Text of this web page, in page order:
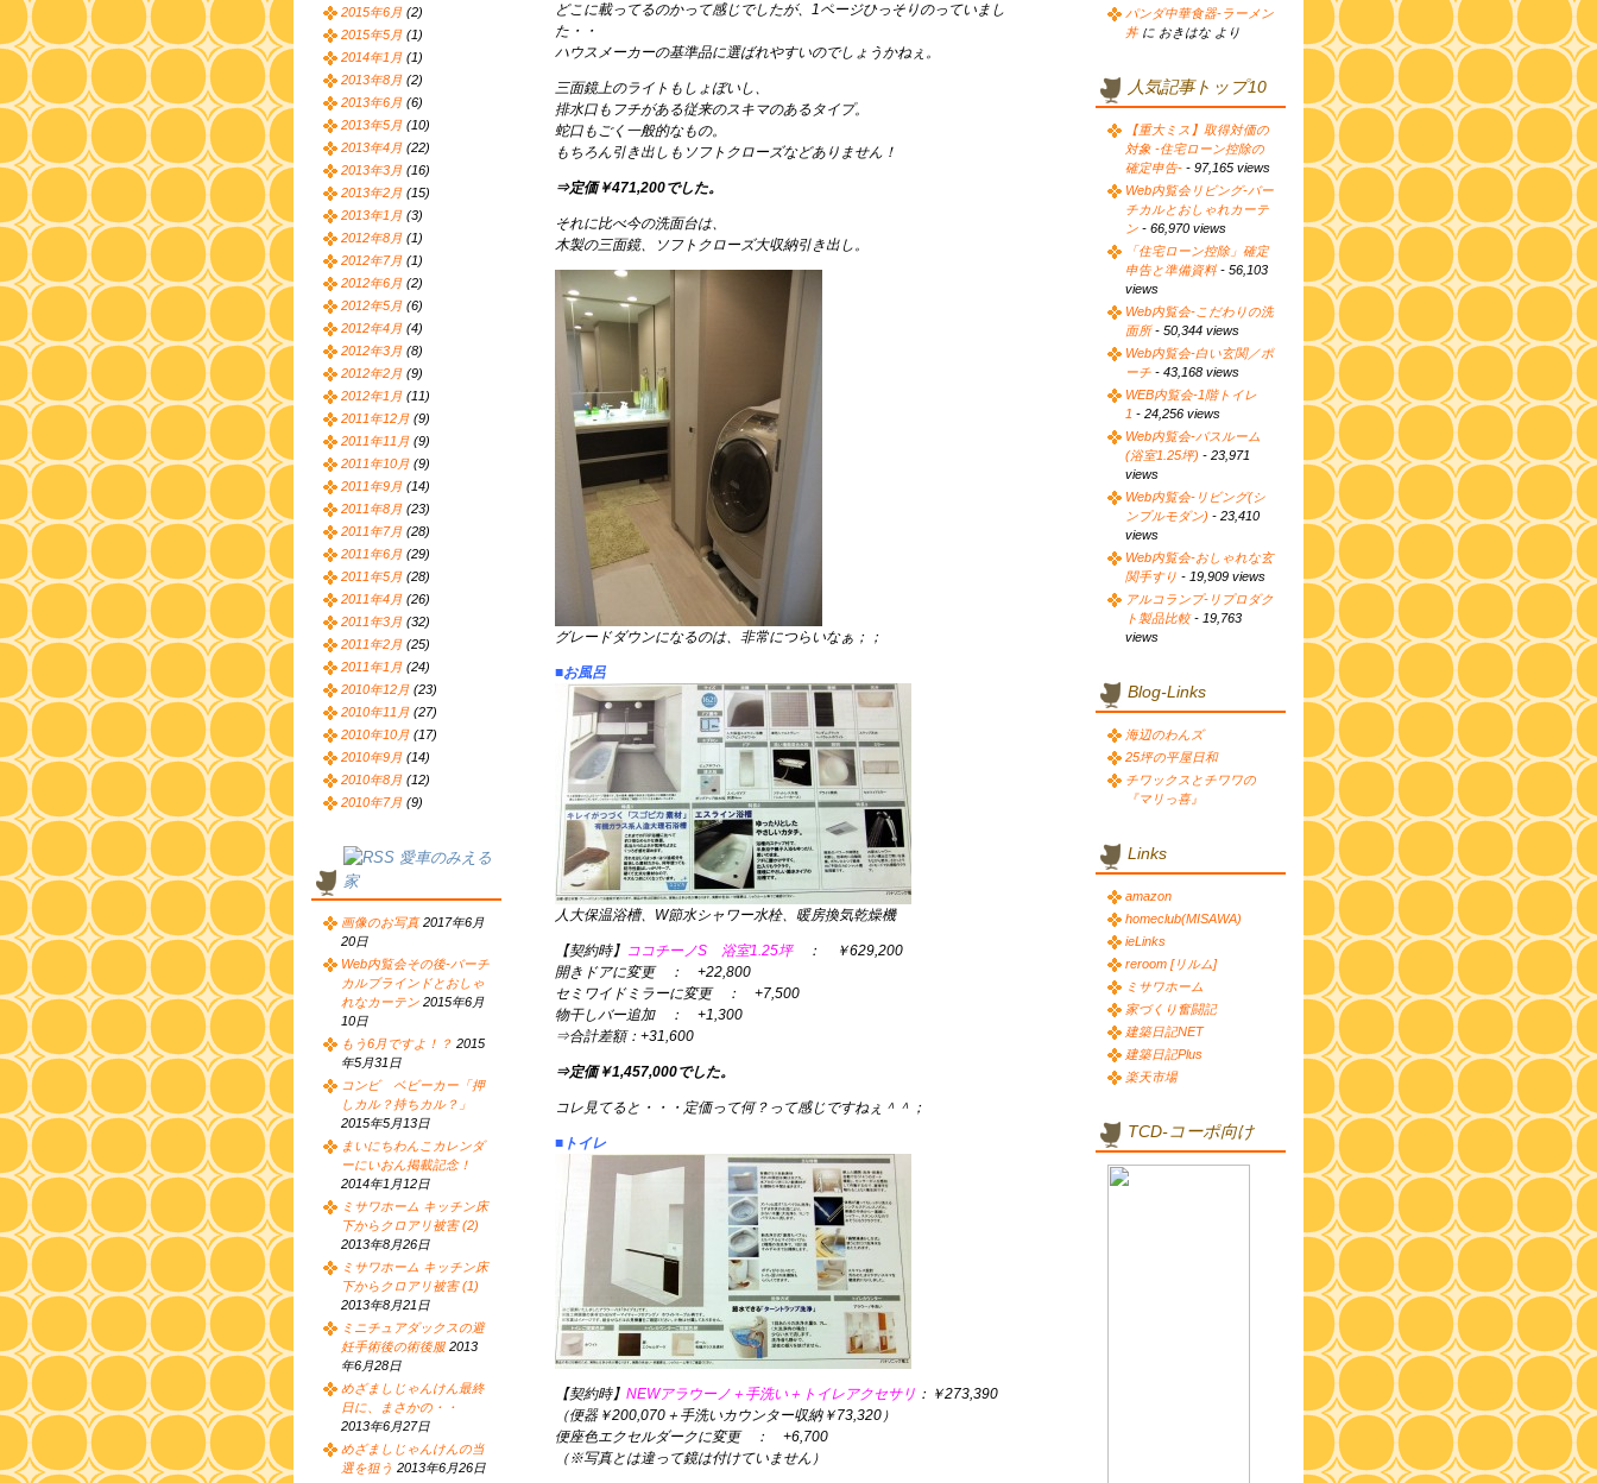
どこに載ってるのかって感じでしたが、1ページひっそりのっていまし
た・・
ハウスメーカーの基準品に選ばれやすいのでしょうかねぇ。
三面鏡上のライトもしょぼいし、
排水口もフチがある従来のスキマのあるタイプ。
蛇口もごく一般的なもの。
もちろん引き出しもソフトクローズなどありません！
⇒定価￥471,200でした。
それに比べ今の洗面台は、
木製の三面鏡、ソフトクローズ大収納引き出し。
グレードダウンになるのは、非常につらいなぁ；；
■お風呂
人大保温浴槽、W節水シャワー水栓、暖房換気乾燥機
【契約時】 ココチーノS 浴室1.25坪： ￥629,200
開きドアに変更 ： +22,800
セミワイドミラーに変更 ： +7,500
物干しバー追加 ： +1,300
⇒合計差額：+31,600
⇒定価￥1,457,000でした。
コレ見てると・・・定価って何？って感じですねぇ＾＾；
■トイレ
【契約時】 NEWアラウーノ＋手洗い＋トイレアクセサリ ：￥273,390
（便器￥200,070＋手洗いカウンター収納￥73,320）
便座色エクセルダークに変更 ： +6,700
（※写真とは違って鏡は付けていません）
2015年6月 (2)
2015年5月 (1)
2014年1月 (1)
2013年8月 (2)
2013年6月 (6)
2013年5月 (10)
2013年4月 (22)
2013年3月 (16)
2013年2月 (15)
2013年1月 (3)
2012年8月 (1)
2012年7月 (1)
2012年6月 (2)
2012年5月 (6)
2012年4月 (4)
2012年3月 (8)
2012年2月 (9)
2012年1月 (11)
2011年12月 (9)
2011年11月 (9)
2011年10月 (9)
2011年9月 (14)
2011年8月 (23)
2011年7月 (28)
2011年6月 (29)
2011年5月 (28)
2011年4月 (26)
2011年3月 (32)
2011年2月 (25)
2011年1月 (24)
2010年12月 (23)
2010年11月 (27)
2010年10月 (17)
2010年9月 (14)
2010年8月 (12)
2010年7月 (9)
愛車のみえる
家
画像のお写真 2017年6月
20日
Web内覧会その後-バーチ
カルブラインドとおしゃ
れなカーテン 2015年6月
10日
もう6月ですよ！？ 2015
年5月31日
コンビ ベビーカー「押
しカル？持ちカル？」
2015年5月13日
まいにちわんこカレンダ
ーにいおん掲載記念！
2014年1月12日
ミサワホーム キッチン床
下からクロアリ被害 (2)
2013年8月26日
ミサワホーム キッチン床
下からクロアリ被害 (1)
2013年8月21日
ミニチュアダックスの避
妊手術後の術後服 2013
年6月28日
めざましじゃんけん最終
日に、まさかの・・
2013年6月27日
めざましじゃんけんの当
選を狙う 2013年6月26日
パンダ中華食器-ラーメン
丼に おきはな より
人気記事トップ10
【重大ミス】取得対価の
対象 -住宅ローン控除の
確定申告- - 97,165 views
Web内覧会リビング-バー
チカルとおしゃれカーテ
ン - 66,970 views
「住宅ローン控除」確定
申告と準備資料 - 56,103
views
Web内覧会-こだわりの洗
面所- 50,344 views
Web内覧会-白い玄関／ポ
ーチ - 43,168 views
WEB内覧会-1階トイレ
1 - 24,256 views
Web内覧会-バスルーム
(浴室1.25坪) - 23,971
views
Web内覧会-リビング(シ
ンプルモダン) - 23,410
views
Web内覧会-おしゃれな玄
関手すり - 19,909 views
アルコランプ-リプロダク
ト製品比較- 19,763
views
Blog-Links
海辺のわんズ
25坪の平屋日和
チワックスとチワワの
『マリっ喜』
Links
amazon
homeclub(MISAWA)
ieLinks
reroom [リルム]
ミサワホーム
家づくり奮闘記
建築日記NET
建築日記Plus
楽天市場
TCD-コーポ向け